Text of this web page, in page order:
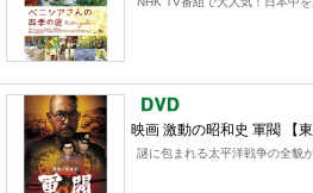
映画 激動の昭和史 軍閥 【
謎に包まれる太平洋戦争の全貌